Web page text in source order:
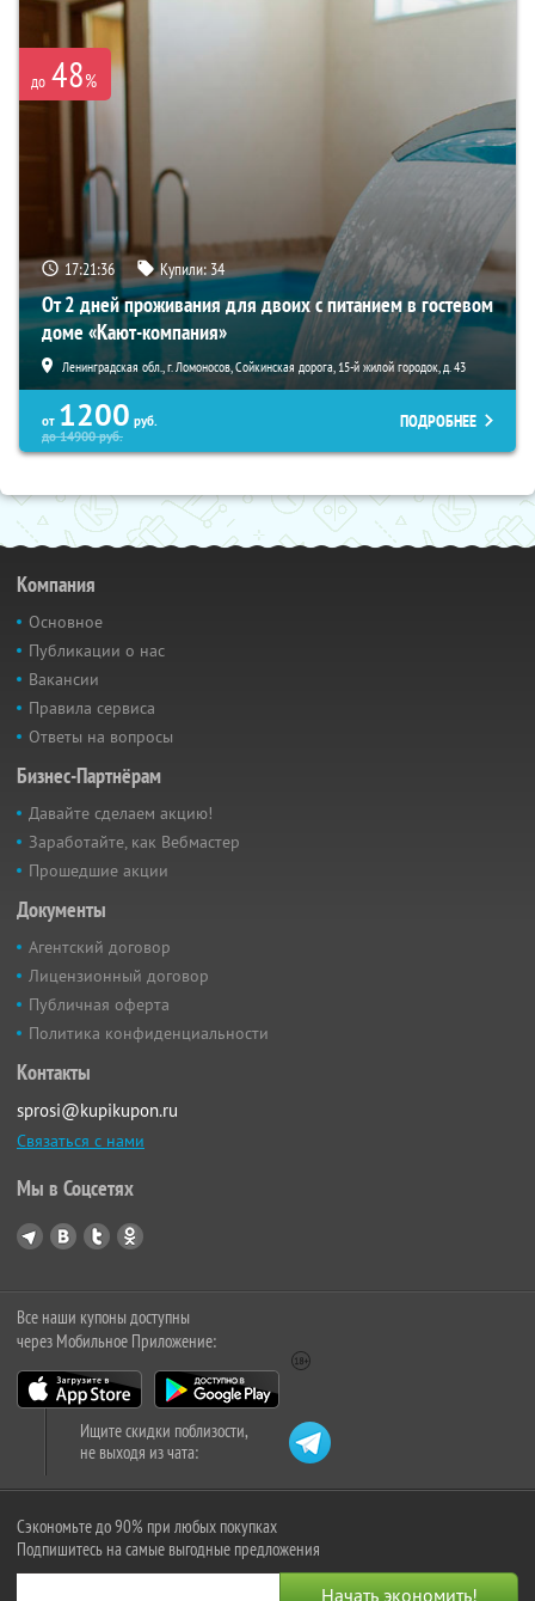
до 48%
17:21:35 Купили:34
От 2 дней проживания для двоих с питанием в гостевом
доме «Кают-компания»
Ленинградская обл., г. Ломоносов, Сойкинская дорога, 15-й жилой городок, д. 43
от 1200 руб.
до14900руб.
ПОДРОБНЕЕ
Компания
Основное
Публикации о нас
Вакансии
Правила сервиса
Ответы на вопросы
Бизнес-Партнёрам
Давайте сделаем акцию!
Заработайте, как Вебмастер
Прошедшие акции
Документы
Агентский договор
Лицензионный договор
Публичная оферта
Политика конфиденциальности
Контакты
sprosi@kupikupon.ru
Связаться с нами
Мы в Соцсетях
Все наши купоны доступны
через Мобильное Приложение:
Ищите скидки поблизости,
не выходя из чата:
Сэкономьте до 90% при любых покупках
Подпишитесь на самые выгодные предложения